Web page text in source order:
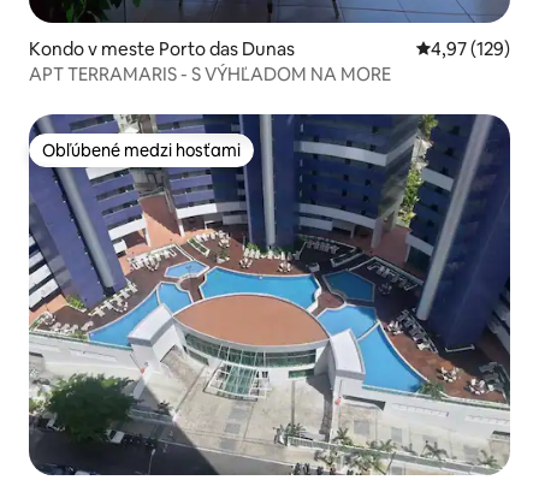
Kondo v meste Porto das Dunas Priemerné
4,97 (129)
APT TERRAMARIS - S VÝHĽADOM NA MORE
Obľúbené medzi hosťami
Obľúbené medzi hosťami